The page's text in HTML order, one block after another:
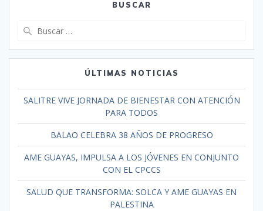
BUSCAR
ÚLTIMAS NOTICIAS
SALITRE VIVE JORNADA DE BIENESTAR CON ATENCIÓN
PARA TODOS
BALAO CELEBRA 38 AÑOS DE PROGRESO
AME GUAYAS, IMPULSA A LOS JÓVENES EN CONJUNTO
CON EL CPCCS
SALUD QUE TRANSFORMA: SOLCA Y AME GUAYAS EN
PALESTINA